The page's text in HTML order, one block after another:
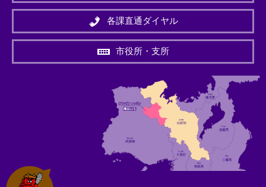
リ
ン
＞
各課直通ダイヤル
市役所・支所